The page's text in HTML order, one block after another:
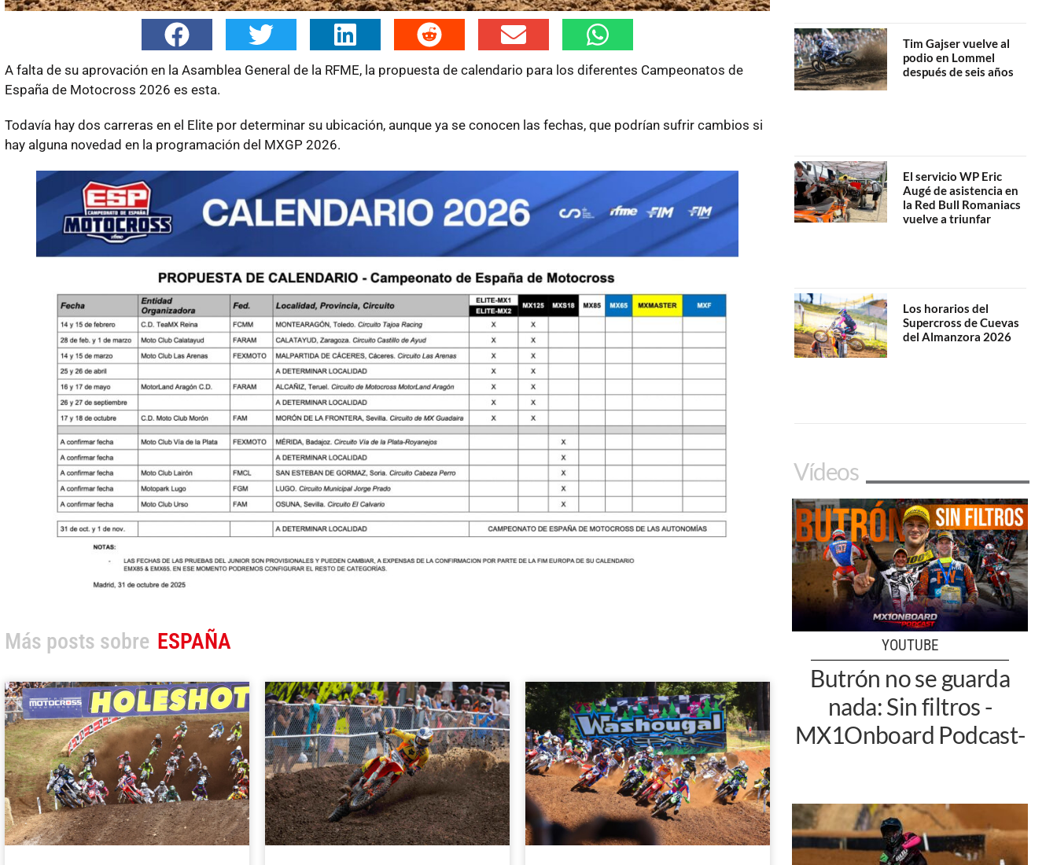
A falta de su aprovación en la Asamblea General de la RFME, la propuesta de calendario para los diferentes Campeonatos de
España de Motocross 2026 es esta.
Todavía hay dos carreras en el Elite por determinar su ubicación, aunque ya se conocen las fechas, que podrían sufrir cambios si
hay alguna novedad en la programación del MXGP 2026.
Más posts sobre ESPAÑA
Tim Gajser vuelve al
podio en Lommel
después de seis años
El servicio WP Eric
Augé de asistencia en
la Red Bull Romaniacs
vuelve a triunfar
Los horarios del
Supercross de Cuevas
del Almanzora 2026
Vídeos
YOUTUBE
Butrón no se guarda
nada: Sin filtros -
MX1Onboard Podcast-